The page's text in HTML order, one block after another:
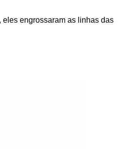
engrossaram as linhas das